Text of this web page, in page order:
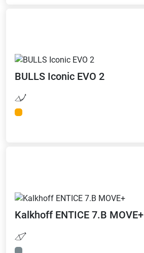
BULLS Iconic EVO 2
Kalkhoff ENTICE 7.B MOVE+